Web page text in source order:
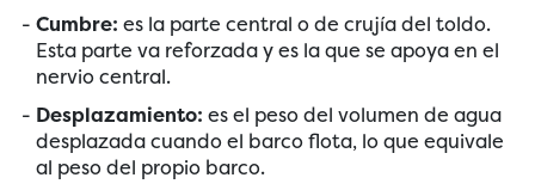
Cumbre: es la parte central o de crujía del toldo.
Esta parte va reforzada y es la que se apoya en el
nervio central.
Desplazamiento: es el peso del volumen de agua
desplazada cuando el barco flota, lo que equivale
al peso del propio barco.